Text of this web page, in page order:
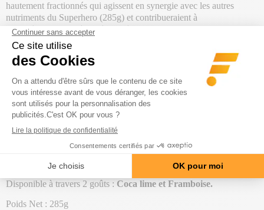
hautement fractionnés qui agissent en synergie avec les autres
nutriments du Superhero (285g) et contribueraient à
unenvironnement intestinal sain.
Enfin, ce pré-workout est une formule complète qui contient
également de lavitamine C thé vert.
La vitamine C contribue au bon fonctionnement de ton système
immunitaire. Les300 mgde caféine provoquent une
stimulantequi te permet d'obtenir une
avantage la bonne connexion cerveau - muscles
particulièrement intéressante en cas d'activité physique car elle
accroît la force de concentration du
. Elle participe aussi à augmenter larécupération et les
performances physiques
Disponible à travers 2 goûts : Coca lime et Framboise.
Poids Net : 285g